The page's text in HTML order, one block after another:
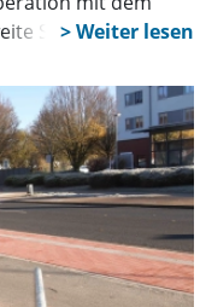
Station in der
digitale
Rabatten.